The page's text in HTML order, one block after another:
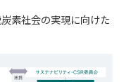
素社会の実現に向けた